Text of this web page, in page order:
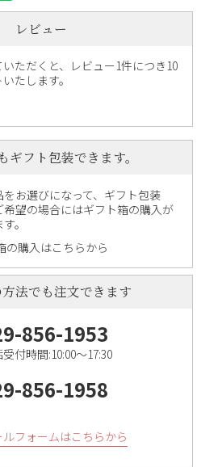
レビュー
ただくと、レビュー1件につき10
たします。
ギフト包装できます。
をお選びになって、ギフト包装
希望の場合にはギフト箱の購入が
。
の購入はこちらから
法でも注文できます
856-1953
付時間:10:00〜17:30
856-1958
ルフォームはこちらから